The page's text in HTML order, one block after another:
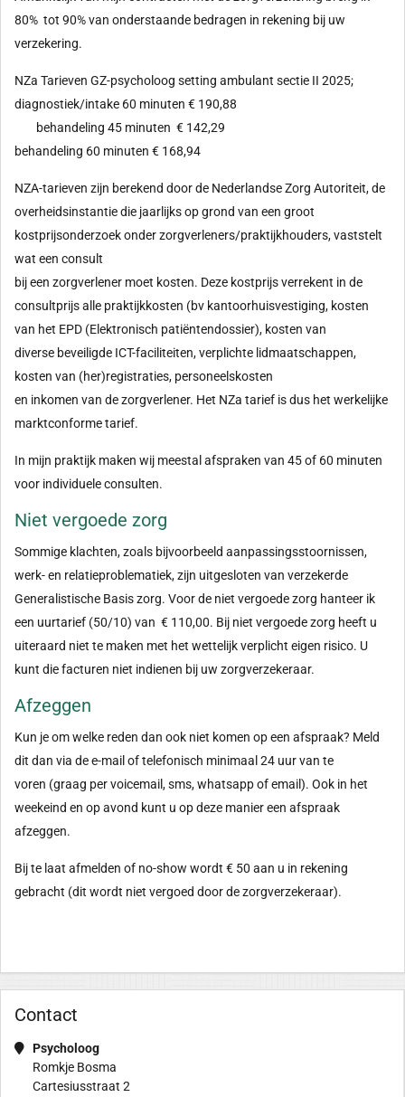
80% tot 90% van onderstaande bedragen in rekening bij uw
verzekering.
NZa Tarieven GZ-psycholoog setting ambulant sectie II 2025;
diagnostiek/intake 60 minuten € 190,88
behandeling 45 minuten € 142,29
behandeling 60 minuten € 168,94
NZA-tarieven zijn berekend door de Nederlandse Zorg Autoriteit, de
overheidsinstantie die jaarlijks op grond van een groot
kostprijsonderzoek onder zorgverleners/praktijkhouders, vaststelt
wat een consult
bij een zorgverlener moet kosten. Deze kostprijs verrekent in de
consultprijs alle praktijkkosten (bv kantoorhuisvestiging, kosten
van het EPD (Elektronisch patiëntendossier), kosten van
diverse beveiligde ICT-faciliteiten, verplichte lidmaatschappen,
kosten van (her)registraties, personeelskosten
en inkomen van de zorgverlener. Het NZa tarief is dus het werkelijke
marktconforme tarief.
In mijn praktijk maken wij meestal afspraken van 45 of 60 minuten
voor individuele consulten.
Niet vergoede zorg
Sommige klachten, zoals bijvoorbeeld aanpassingsstoornissen,
werk- en relatieproblematiek, zijn uitgesloten van verzekerde
Generalistische Basis zorg. Voor de niet vergoede zorg hanteer ik
een uurtarief (50/10) van € 110,00. Bij niet vergoede zorg heeft u
uiteraard niet te maken met het wettelijk verplicht eigen risico. U
kunt die facturen niet indienen bij uw zorgverzekeraar.
Afzeggen
Kun je om welke reden dan ook niet komen op een afspraak? Meld
dit dan via de e-mail of telefonisch minimaal 24 uur van te
voren (graag per voicemail, sms, whatsapp of email). Ook in het
weekeind en op avond kunt u op deze manier een afspraak
afzeggen.
Bij te laat afmelden of no-show wordt € 50 aan u in rekening
gebracht (dit wordt niet vergoed door de zorgverzekeraar).
Contact
Psycholoog
Romkje Bosma
Cartesiusstraat 2